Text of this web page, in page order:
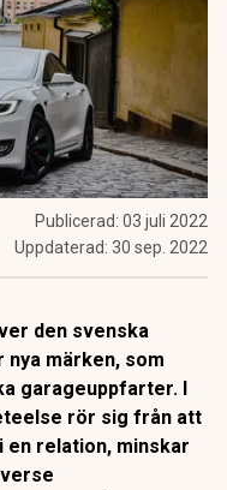
Publicerad: 03 juli 2022
Uppdaterad: 30 sep. 2022
den svenska
märken, som
garageuppfarter. I
rör sig från att
relation, minskar